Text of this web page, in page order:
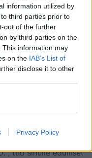
information utilized by
third parties prior to
out of the further
by third parties on the
This information may
on the IAB’s List of
disclose it to other
Privacy Policy
löydät
Tavaratalot
myymälöissään
voivat löytää
urheilu- ja vapaa-
kosmetiikkaa,
kaikki edut
, tuo sinulle edulliset